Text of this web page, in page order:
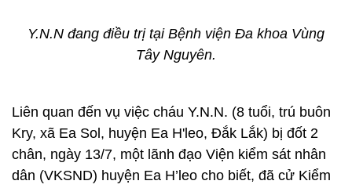
Y.N.N đang điều trị tại Bệnh viện Đa khoa Vùng
Tây Nguyên.
Liên quan đến vụ việc cháu Y.N.N. (8 tuổi, trú buôn
Kry, xã Ea Sol, huyện Ea H'leo, Đắk Lắk) bị đốt 2
chân, ngày 13/7, một lãnh đạo Viện kiểm sát nhân
dân (VKSND) huyện Ea H’leo cho biết, đã cử Kiểm